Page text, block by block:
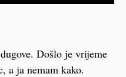
Došlo je vrijeme
a ja nemam kako.